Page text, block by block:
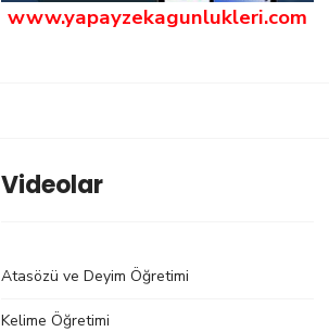
www.yapayzekagunlukleri.com
Videolar
Atasözü ve Deyim Öğretimi
Kelime Öğretimi